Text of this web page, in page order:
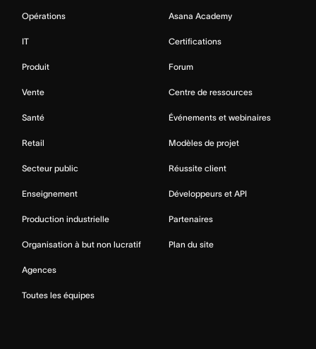
Opérations
IT
Produit
Vente
Santé
Retail
Secteur public
Enseignement
Production industrielle
Organisation à but non lucratif
Agences
Toutes les équipes
Asana Academy
Certifications
Forum
Centre de ressources
Événements et webinaires
Modèles de projet
Réussite client
Développeurs et API
Partenaires
Plan du site